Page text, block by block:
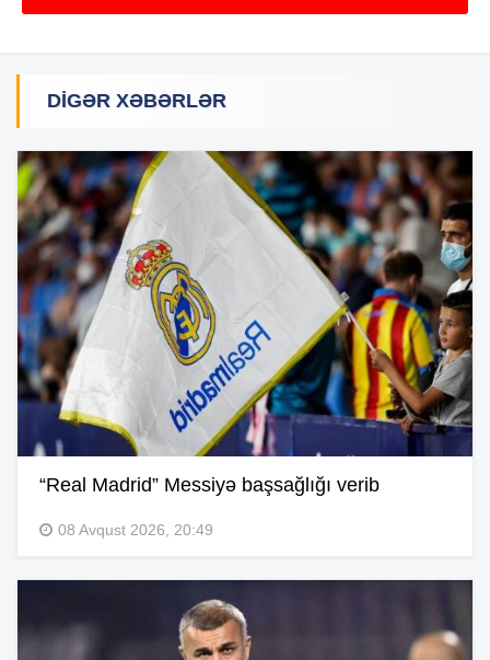
DIGƏR XƏBƏRLƏR
“Real Madrid” Messiyə başsağlığı verib
08 Avqust 2026, 20:49